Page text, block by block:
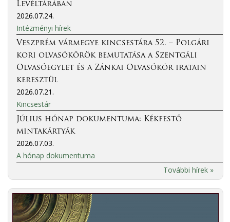
Levéltárában
2026.07.24.
Intézményi hírek
Veszprém vármegye kincsestára 52. – Polgári
kori olvasókörök bemutatása a Szentgáli
Olvasóegylet és a Zánkai Olvasókör iratain
keresztül
2026.07.21.
Kincsestár
Július hónap dokumentuma: Kékfestő
mintakártyák
2026.07.03.
A hónap dokumentuma
További hírek »